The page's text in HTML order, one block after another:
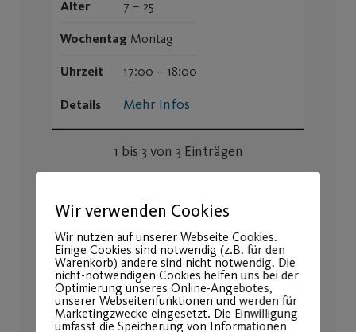
Alter 7 – 25
Wochentag Montag
Uhrzeit 17:00 – 18:00
Details Mehr Infos
1 bis 3 von 3 Einträgen
Jahren/Wettkampfklassen
EXCEL PDF
Sport-/Kursangebot Sportstätte
Wir verwenden Cookies
Wir nutzen auf unserer Webseite Cookies.
Einige Cookies sind notwendig (z.B. für den
Warenkorb) andere sind nicht notwendig. Die
nicht-notwendigen Cookies helfen uns bei der
Optimierung unseres Online-Angebotes,
unserer Webseitenfunktionen und werden für
Marketingzwecke eingesetzt. Die Einwilligung
umfasst die Speicherung von Informationen